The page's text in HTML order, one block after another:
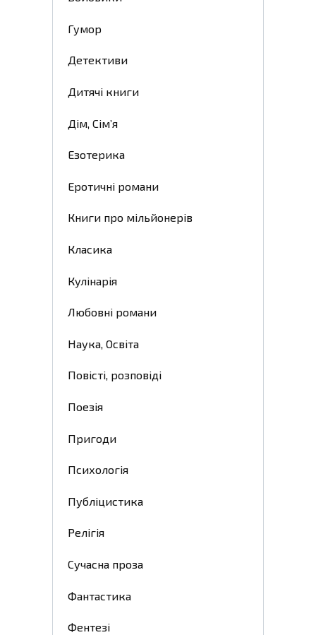
Гумор
Детективи
Дитячі книги
Дім, Сім’я
Езотерика
Еротичні романи
Книги про мільйонерів
Класика
Кулінарія
Любовні романи
Наука, Освіта
Повісті, розповіді
Поезія
Пригоди
Психологія
Публіцистика
Релігія
Сучасна проза
Фантастика
Фентезі